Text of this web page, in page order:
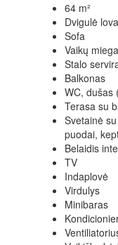
64 m²
Dvigulė lova
Sofa
Vaikų
Stalo
Balkonas
WC, dušas
Terasa su
Svetainė
puodai,
Belaidis
TV
Indaplovė
Virdulys
Minibaras